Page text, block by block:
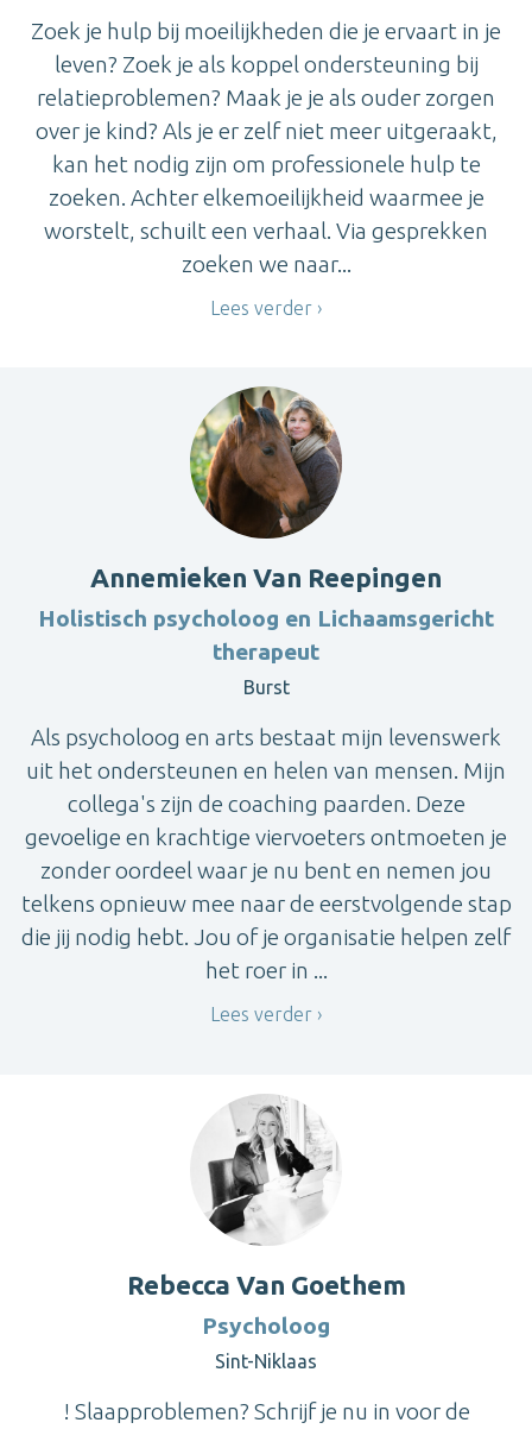
Zoek je hulp bij moeilijkheden die je ervaart in je
leven? Zoek je als koppel ondersteuning bij
relatieproblemen? Maak je je als ouder zorgen
over je kind? Als je er zelf niet meer uitgeraakt,
kan het nodig zijn om professionele hulp te
zoeken. Achter elkemoeilijkheid waarmee je
worstelt, schuilt een verhaal. Via gesprekken
zoeken we naar...
Lees verder
Annemieken Van Reepingen
Holistisch psycholoog en Lichaamsgericht
therapeut
Burst
Als psycholoog en arts bestaat mijn levenswerk
uit het ondersteunen en helen van mensen. Mijn
collega's zijn de coaching paarden. Deze
gevoelige en krachtige viervoeters ontmoeten je
zonder oordeel waar je nu bent en nemen jou
telkens opnieuw mee naar de eerstvolgende stap
die jij nodig hebt. Jou of je organisatie helpen zelf
het roer in ...
Lees verder
Rebecca Van Goethem
Psycholoog
Sint-Niklaas
! Slaapproblemen? Schrijf je nu in voor de